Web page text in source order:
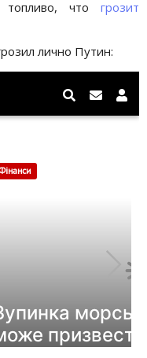
топливо, что грозит
лично Путин: